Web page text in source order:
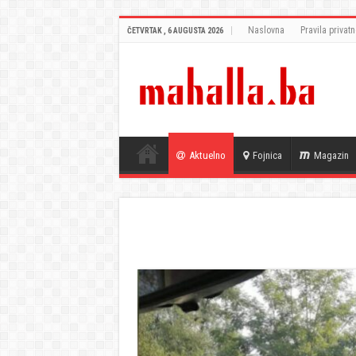
ČETVRTAK , 6 AUGUSTA 2026 Naslovna Pravila
Aktuelno Fojnica Magazin